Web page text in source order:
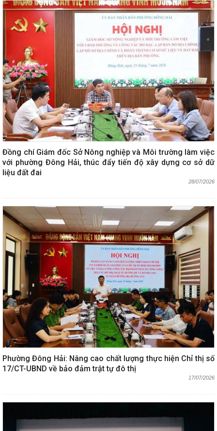
Đồng chí Giám đốc Sở Nông nghiệp và Môi trường làm việc
với phường Đông Hải, thúc đẩy tiến độ xây dựng cơ sở dữ
liệu đất đai
28/07/2026
Phường Đông Hải: Nâng cao chất lượng thực hiện Chỉ thị số
17/CT-UBND về bảo đảm trật tự đô thị
17/07/2026